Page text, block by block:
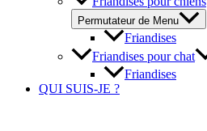
Permutateur de Menu
Friandises
Friandises pour chat
Friandises
QUI SUIS-JE ?